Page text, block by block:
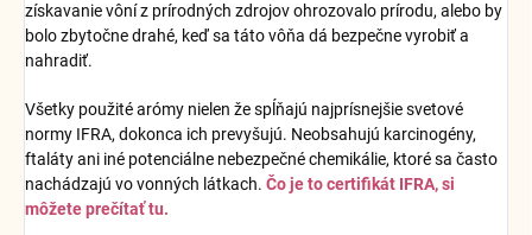
získavanie vôní z prírodných zdrojov ohrozovalo prírodu, alebo by
bolo zbytočne drahé, keď sa táto vôňa dá bezpečne vyrobiť a
nahradiť.
Všetky použité arómy nielen že spĺňajú najprísnejšie svetové
normy IFRA, dokonca ich prevyšujú. Neobsahujú karcinogény,
ftaláty ani iné potenciálne nebezpečné chemikálie, ktoré sa často
nachádzajú vo vonných látkach. Čo je to certifikát IFRA, si
môžete prečítať tu.